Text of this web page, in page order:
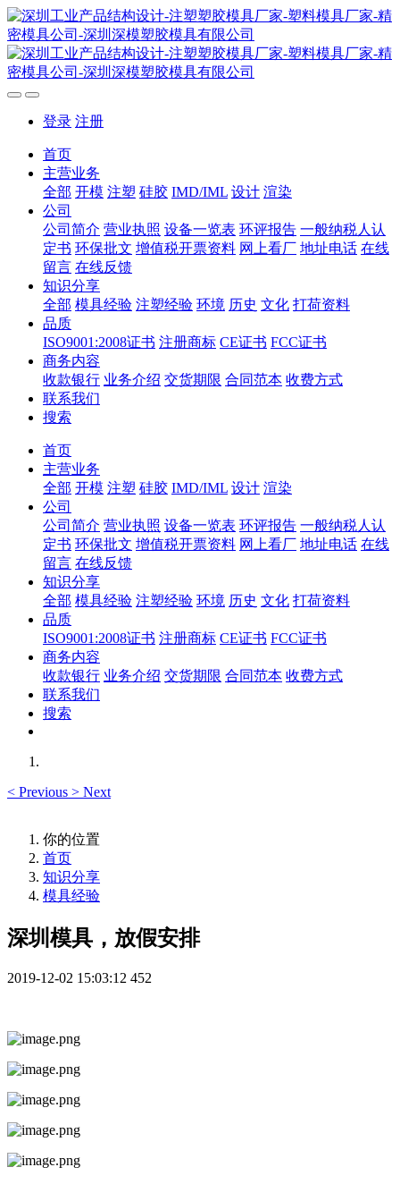
登录 注册
首页
主营业务
全部 开模 注塑 硅胶 IMD/IML 设计 渲染
公司
公司简介 营业执照 设备一览表 环评报告 一般纳税人认
定书 环保批文 增值税开票资料 网上看厂 地址电话 在线
留言 在线反馈
知识分享
全部 模具经验 注塑经验 环境 历史 文化 打荷资料
品质
ISO9001:2008证书 注册商标 CE证书 FCC证书
商务内容
收款银行 业务介绍 交货期限 合同范本 收费方式
联系我们
搜索
首页
主营业务
全部 开模 注塑 硅胶 IMD/IML 设计 渲染
公司
公司简介 营业执照 设备一览表 环评报告 一般纳税人认
定书 环保批文 增值税开票资料 网上看厂 地址电话 在线
留言 在线反馈
知识分享
全部 模具经验 注塑经验 环境 历史 文化 打荷资料
品质
ISO9001:2008证书 注册商标 CE证书 FCC证书
商务内容
收款银行 业务介绍 交货期限 合同范本 收费方式
联系我们
搜索
< Previous > Next
你的位置
首页
知识分享
模具经验
深圳模具，放假安排
2019-12-02 15:03:12 452